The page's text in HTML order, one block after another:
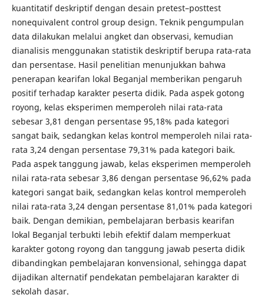
kuantitatif deskriptif dengan desain pretest–posttest
nonequivalent control group design. Teknik pengumpulan
data dilakukan melalui angket dan observasi, kemudian
dianalisis menggunakan statistik deskriptif berupa rata-rata
dan persentase. Hasil penelitian menunjukkan bahwa
penerapan kearifan lokal Beganjal memberikan pengaruh
positif terhadap karakter peserta didik. Pada aspek gotong
royong, kelas eksperimen memperoleh nilai rata-rata
sebesar 3,81 dengan persentase 95,18% pada kategori
sangat baik, sedangkan kelas kontrol memperoleh nilai rata-
rata 3,24 dengan persentase 79,31% pada kategori baik.
Pada aspek tanggung jawab, kelas eksperimen memperoleh
nilai rata-rata sebesar 3,86 dengan persentase 96,62% pada
kategori sangat baik, sedangkan kelas kontrol memperoleh
nilai rata-rata 3,24 dengan persentase 81,01% pada kategori
baik. Dengan demikian, pembelajaran berbasis kearifan
lokal Beganjal terbukti lebih efektif dalam memperkuat
karakter gotong royong dan tanggung jawab peserta didik
dibandingkan pembelajaran konvensional, sehingga dapat
dijadikan alternatif pendekatan pembelajaran karakter di
sekolah dasar.